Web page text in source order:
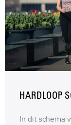
HARDLOOP
In dit schema